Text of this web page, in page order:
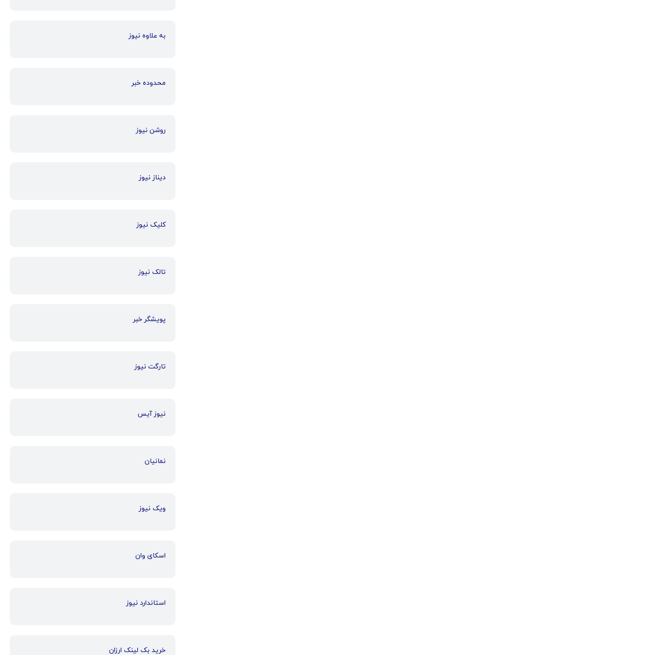
به علاوه نیوز
محدوده خبر
روشن نیوز
دیناز نیوز
کلیک نیوز
تالک نیوز
پویشگر خبر
تارگت نیوز
نیوز آیس
نمانیان
ویک نیوز
اسکای وان
استاندارد نیوز
خرید بک لینک ارزان